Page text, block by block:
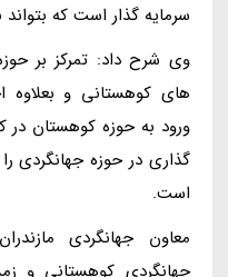
سرمایه گذار است که
وی شرح داد: تمرکز بر
های کوهستانی و
ورود به حوزه کوهستان در
گذاری در حوزه جهانگردی
است.
معاون جهانگردی
جهانگردی کوهستانی و